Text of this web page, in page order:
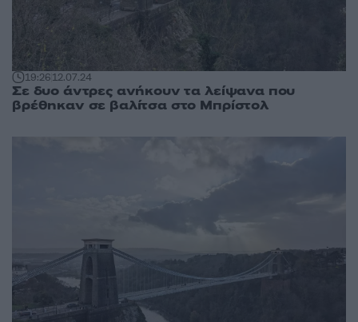
19:2612.07.24
Σε δυο άντρες ανήκουν τα λείψανα που
βρέθηκαν σε βαλίτσα στο Μπρίστολ